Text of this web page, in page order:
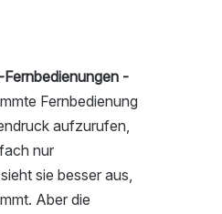
Fernbedienungen -
Fernbedienung
aufzurufen,
nur
sie besser aus,
Aber die